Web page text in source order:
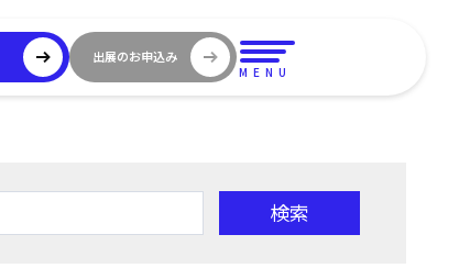
出展のお申込み
MENU
検索